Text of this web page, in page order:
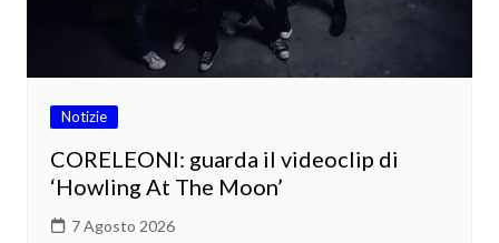
Notizie
CORELEONI: guarda il videoclip di
‘Howling At The Moon’
7 Agosto 2026